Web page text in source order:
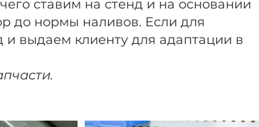
ставим на стенд и на основании
до нормы наливов. Если для
выдаем клиенту для адаптации в